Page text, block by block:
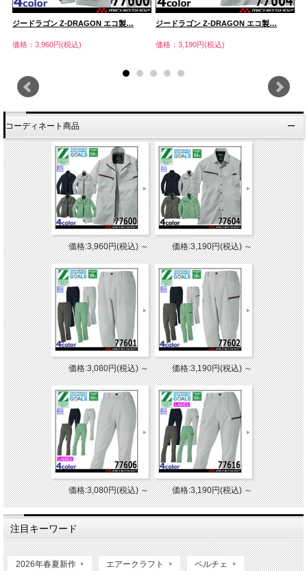
ジードラゴン Z-DRAGON エコ製…
価格：3,960円(税込)
ジードラゴン Z-DRAGON エコ製…
価格：3,190円(税込)
コーディネート商品
価格:3,960円(税込)～ 価格:3,190円(税込)～
価格:3,080円(税込)～ 価格:3,190円(税込)～
価格:3,080円(税込)～ 価格:3,190円(税込)～
注目キーワード
2026年春夏新作 エアークラフト ペルチェ